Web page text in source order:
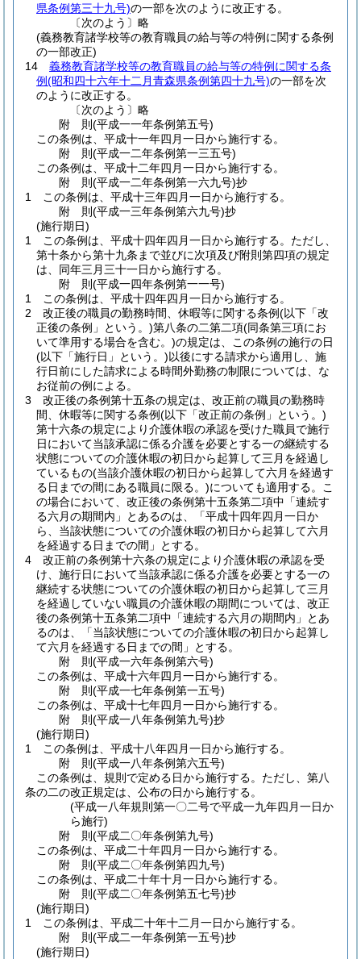
県条例第三十九号)の一部を次のように改正する。
〔次のよう〕略
(義務教育諸学校等の教育職員の給与等の特例に関する条例
の一部改正)
14
義務教育諸学校等の教育職員の給与等の特例に関する条
例(昭和四十六年十二月青森県条例第四十九号)の一部を次
のように改正する。
〔次のよう〕略
附 則(平成一一年条例第五号)
この条例は、平成十一年四月一日から施行する。
附 則(平成一二年条例第一三五号)
この条例は、平成十二年四月一日から施行する。
附 則(平成一二年条例第一六九号)抄
1
この条例は、平成十三年四月一日から施行する。
附 則(平成一三年条例第六九号)抄
(施行期日)
1
この条例は、平成十四年四月一日から施行する。 ただし、
第十条から第十九条まで並びに次項及び附則第四項の規定
は、同年三月三十一日から施行する。
附 則(平成一四年条例第一一号)
1
この条例は、平成十四年四月一日から施行する。
2
改正後の職員の勤務時間、休暇等に関する条例(以下「改
正後の条例」という。)第八条の二第二項(同条第三項にお
いて準用する場合を含む。)の規定は、この条例の施行の日
(以下「施行日」という。)以後にする請求から適用し、施
行日前にした請求による時間外勤務の制限については、な
お従前の例による。
3
改正後の条例第十五条の規定は、改正前の職員の勤務時
間、休暇等に関する条例(以下「改正前の条例」という。)
第十六条の規定により介護休暇の承認を受けた職員で施行
日において当該承認に係る介護を必要とする一の継続する
状態についての介護休暇の初日から起算して三月を経過し
ているもの(当該介護休暇の初日から起算して六月を経過す
る日までの間にある職員に限る。)についても適用する。
こ
の場合において、改正後の条例第十五条第二項中「連続す
る六月の期間内」とあるのは、「平成十四年四月一日か
ら、当該状態についての介護休暇の初日から起算して六月
を経過する日までの間」とする。
4
改正前の条例第十六条の規定により介護休暇の承認を受
け、施行日において当該承認に係る介護を必要とする一の
継続する状態についての介護休暇の初日から起算して三月
を経過していない職員の介護休暇の期間については、改正
後の条例第十五条第二項中「連続する六月の期間内」とあ
るのは、「当該状態についての介護休暇の初日から起算し
て六月を経過する日までの間」とする。
附 則(平成一六年条例第六号)
この条例は、平成十六年四月一日から施行する。
附 則(平成一七年条例第一五号)
この条例は、平成十七年四月一日から施行する。
附 則(平成一八年条例第九号)抄
(施行期日)
1
この条例は、平成十八年四月一日から施行する。
附 則(平成一八年条例第六五号)
この条例は、規則で定める日から施行する。 ただし、第八
条の二の改正規定は、公布の日から施行する。
(平成一八年規則第一〇二号で平成一九年四月一日か
ら施行)
附 則(平成二〇年条例第九号)
この条例は、平成二十年四月一日から施行する。
附 則(平成二〇年条例第四九号)
この条例は、平成二十年十月一日から施行する。
附 則(平成二〇年条例第五七号)抄
(施行期日)
1
この条例は、平成二十年十二月一日から施行する。
附 則(平成二一年条例第一五号)抄
(施行期日)